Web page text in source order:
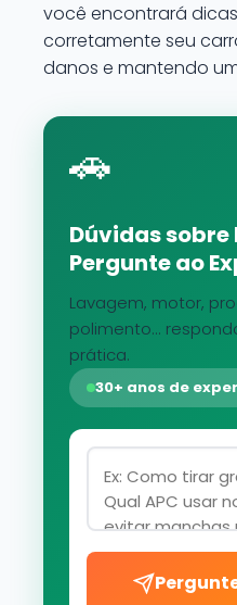
você encontrará
corretamente seu
danos e mantendo
🚗
Dúvidas
Pergunte ao
Lavagem, motor,
polimento...
prática.
30+ anos de